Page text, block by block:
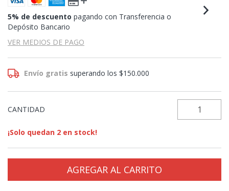
5% de descuento pagando con Transferencia o
Depósito Bancario
VER MEDIOS DE PAGO
Envío gratis superando los$150.000
CANTIDAD
¡Solo quedan 2 en stock!